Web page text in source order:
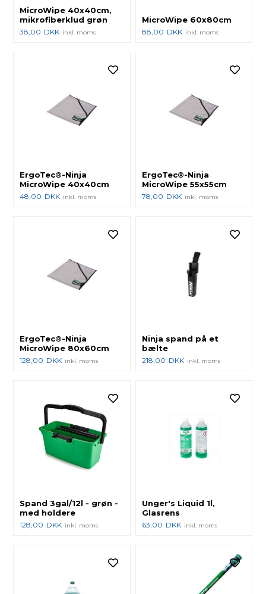
MicroWipe 40x40cm,
mikrofiberklud grøn
38,00 DKK inkl. moms
MicroWipe 60x80cm
88,00 DKK inkl. moms
ErgoTec®-Ninja
MicroWipe 40x40cm
48,00 DKK inkl. moms
ErgoTec®-Ninja
MicroWipe 55x55cm
78,00 DKK inkl. moms
ErgoTec®-Ninja
MicroWipe 80x60cm
128,00 DKK inkl. moms
Ninja spand på et
bælte
218,00 DKK inkl. moms
Spand 3gal/12l - grøn -
med holdere
128,00 DKK inkl. moms
Unger's Liquid 1l,
Glasrens
63,00 DKK inkl. moms